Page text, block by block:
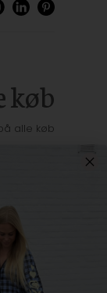
køb
alle køb